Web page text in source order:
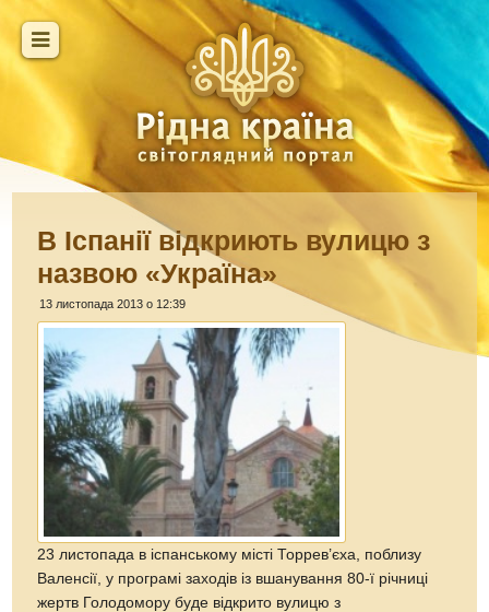
В Іспанії відкриють вулицю з
назвою «Україна»
13 листопада 2013 о 12:39
23 листопада в іспанському місті Торрев’єха, поблизу
Валенсії, у програмі заходів із вшанування 80-ї річниці
жертв Голодомору буде відкрито вулицю з